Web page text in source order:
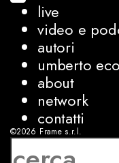
live
video e
autori
umberto eco
about
network
contatti
©2026 Frame s.r.l.
P.IVA 08927250962